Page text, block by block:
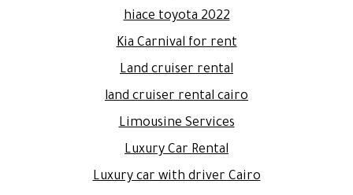
hiace toyota 2022
Kia Carnival for rent
Land cruiser rental
land cruiser rental cairo
Limousine Services
Luxury Car Rental
Luxury car with driver Cairo